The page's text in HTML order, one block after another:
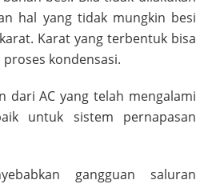
hal yang tidak mungkin besi
Karat yang terbentuk bisa
kondensasi.
dari AC yang telah mengalami
untuk sistem pernapasan
gangguan saluran